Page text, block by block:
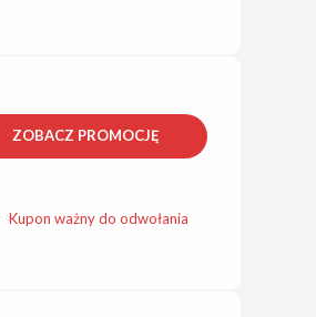
ZOBACZ PROMOCJĘ
Kupon ważny do odwołania